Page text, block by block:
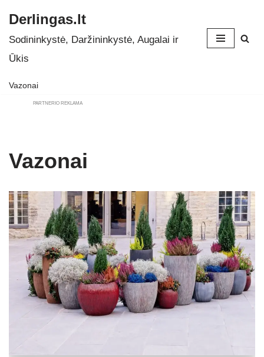
Skip
to
Derlingas.lt
Sodininkystė, Daržininkystė, Augalai ir
Ūkis
Vazonai
PARTNERIO REKLAMA
Vazonai